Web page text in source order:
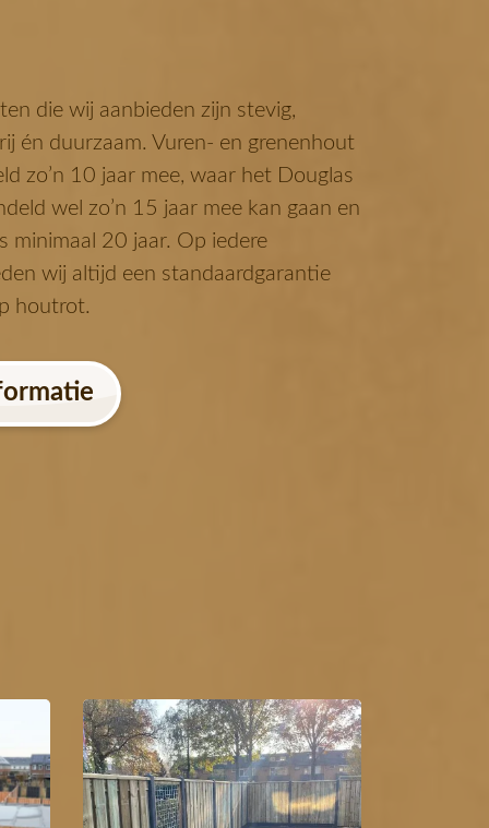
die wij aanbieden zijn stevig,
én duurzaam. Vuren- en grenenhout
zo’n 10 jaar mee, waar het Douglas
wel zo’n 15 jaar mee kan gaan en
minimaal 20 jaar. Op iedere
wij altijd een standaardgarantie
houtrot.